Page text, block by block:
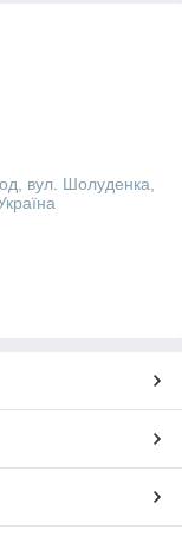
вул. Шолуденка,